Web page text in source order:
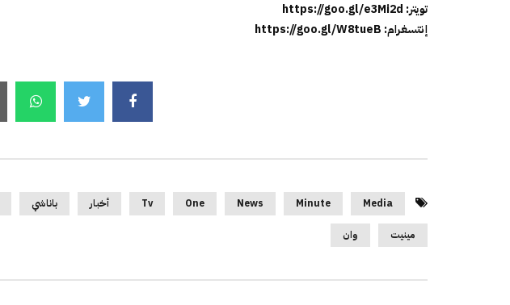
تويتر: https://goo.gl/e3Mi2d
إنتسغرام: https://goo.gl/W8tueB
Media
Minute
News
One
Tv أخبار باناشي
مينيت وان